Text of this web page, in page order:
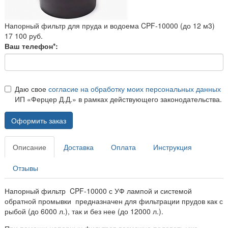
Напорный фильтр для пруда и водоема CPF-10000 (до 12 м3)
17 100 руб.
Ваш телефон*:
Даю свое согласие на обработку моих персональных данных
ИП «Ферцер Д.Д.» в рамках действующего законодательства.
Оформить заказ
Описание Доставка Оплата Инструкция
Отзывы
Напорный фильтр CPF-10000 с УФ лампой и системой
обратной промывки предназначен для фильтрации прудов как с
рыбой (до 6000 л.), так и без нее (до 12000 л.).